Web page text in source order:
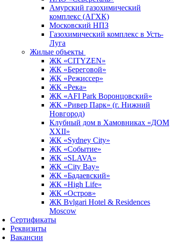
Амурский газохимический
комплекс (АГХК)
Московский НПЗ
Газохимический комплекс в Усть-
Луга
Жилые объекты
ЖК «CITYZEN»
ЖК «Береговой»
ЖК «Режиссер»
ЖК «Река»
ЖК «AFI Park Воронцовский»
ЖК «Ривер Парк» (г. Нижний
Новгород)
Клубный дом в Хамовниках «ДОМ
XXII»
ЖК «Sydney City»
ЖК «Событие»
ЖК «SLAVA»
ЖК «City Bay»
ЖК «Бадаевский»
ЖК «High Life»
ЖК «Остров»
ЖК Bvlgari Hotel & Residences
Moscow
Сертификаты
Реквизиты
Вакансии